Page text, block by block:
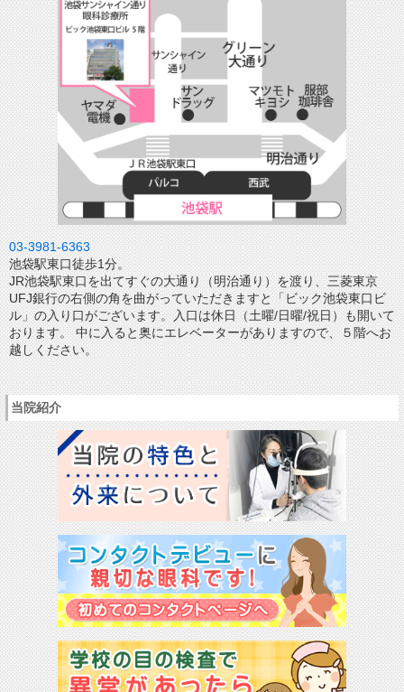
03-3981-6363
池袋駅東口徒歩1分。
JR池袋駅東口を出てすぐの大通り（明治通り）を渡り、三菱東京
UFJ銀行の右側の角を曲がっていただきますと「ビック池袋東口ビ
ル」の入り口がございます。入口は休日（土曜/日曜/祝日）も開いて
おります。 中に入ると奥にエレベーターがありますので、５階へお
越しください。
当院紹介